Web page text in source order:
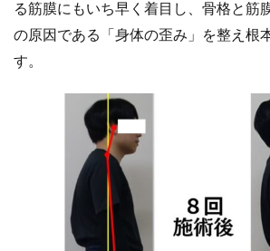
る筋膜にもいち早く着目し、骨格と筋
の原因である「身体の歪み」を整え根
す。